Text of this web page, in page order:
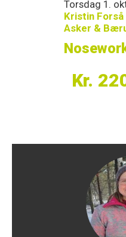
Torsdag 1.
Kristin Forså
Asker &
Kr.